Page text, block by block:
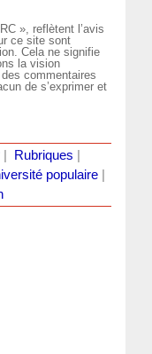
», reflètent l’avis
ce site sont
Cela ne signifie
la vision
commentaires
de s’exprimer et
| Rubriques
populaire